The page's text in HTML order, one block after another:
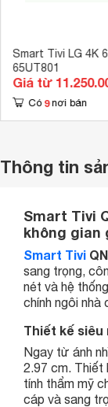
Smart Tivi LG 4K
65UT801
Giá từ
Có 9 nơi bán
Thông tin
Smart Tivi
không gian
Smart Tivi
sang trọng,
nét và hệ
chính ngôi nhà
Thiết kế siêu
Ngay từ ánh
2.97 cm. Thiết
tính thẩm mỹ
cáp và sang